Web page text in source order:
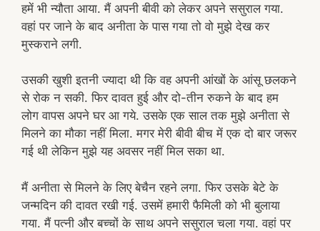
हमें भी न्यौता आया. मैं अपनी बीवी को लेकर अपने ससुराल गया.
वहां पर जाने के बाद अनीता के पास गया तो वो मुझे देख कर
मुस्कराने लगी.
उसकी खुशी इतनी ज्यादा थी कि वह अपनी आंखों के आंसू छलकने
से रोक न सकी. फिर दावत हुई और दो-तीन रुकने के बाद हम
लोग वापस अपने घर आ गये. उसके एक साल तक मुझे अनीता से
मिलने का मौका नहीं मिला. मगर मेरी बीवी बीच में एक दो बार जरूर
गई थी लेकिन मुझे यह अवसर नहीं मिल सका था.
मैं अनीता से मिलने के लिए बेचैन रहने लगा. फिर उसके बेटे के
जन्मदिन की दावत रखी गई. उसमें हमारी फैमिली को भी बुलाया
गया. मैं पत्नी और बच्चों के साथ अपने ससुराल चला गया. वहां पर